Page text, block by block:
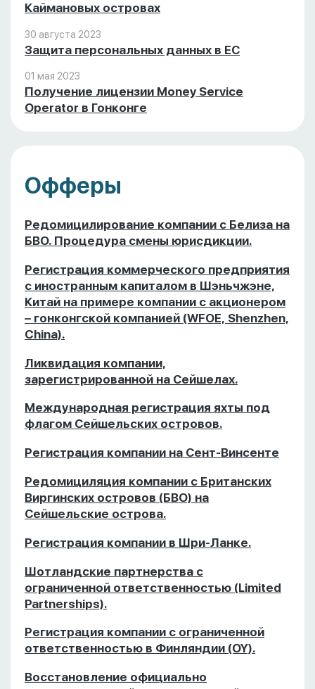
Каймановых островах
30 августа 2023
Защита персональных данных в ЕС
01 мая 2023
Получение лицензии Money Service
Operator в Гонконге
Офферы
Редомицилирование компании с Белиза на
БВО. Процедура смены юрисдикции.
Регистрация коммерческого предприятия
с иностранным капиталом в Шэньчжэне,
Китай на примере компании с акционером
– гонконгской компанией (WFOE, Shenzhen,
China).
Ликвидация компании,
зарегистрированной на Сейшелах.
Международная регистрация яхты под
флагом Сейшельских островов.
Регистрация компании на Сент-Винсенте
Редомициляция компании с Британских
Виргинских островов (БВО) на
Сейшельские острова.
Регистрация компании в Шри-Ланке.
Шотландские партнерства с
ограниченной ответственностью (Limited
Partnerships).
Регистрация компании с ограниченной
ответственностью в Финляндии (OY).
Восстановление официально